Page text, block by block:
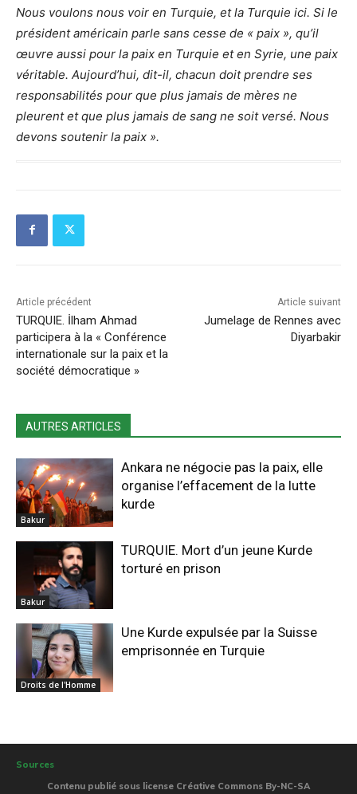
Nous voulons nous voir en Turquie, et la Turquie ici. Si le
président américain parle sans cesse de « paix », qu’il
œuvre aussi pour la paix en Turquie et en Syrie, une paix
véritable. Aujourd’hui, dit-il, chacun doit prendre ses
responsabilités pour que plus jamais de mères ne
pleurent et que plus jamais de sang ne soit versé. Nous
devons soutenir la paix ».
Article précédent
TURQUIE. İlham Ahmad
participera à la « Conférence
internationale sur la paix et la
société démocratique »
Article suivant
Jumelage de Rennes avec
Diyarbakir
AUTRES ARTICLES
Bakur
Ankara ne négocie pas la paix, elle
organise l’effacement de la lutte
kurde
Bakur
TURQUIE. Mort d’un jeune Kurde
torturé en prison
Droits de l'Homme
Une Kurde expulsée par la Suisse
emprisonnée en Turquie
Sources
Contenu publié sous license Créative Commons By-NC-SA